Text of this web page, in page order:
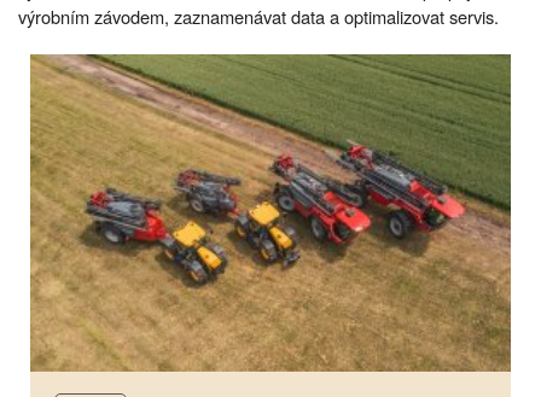
výrobním závodem, zaznamenávat data a optimalizovat servis.